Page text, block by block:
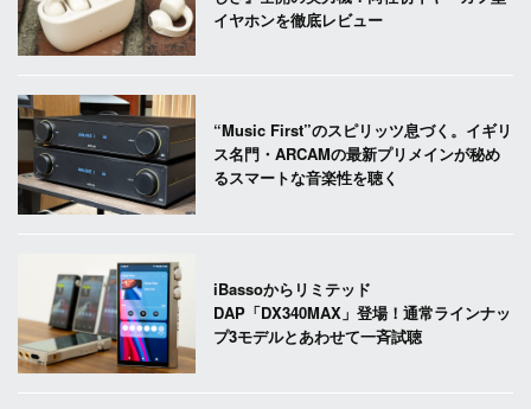
イヤホンを徹底レビュー
“Music First”のスピリッツ息づく。イギリ
ス名門・ARCAMの最新プリメインが秘め
るスマートな音楽性を聴く
iBassoからリミテッド
DAP「DX340MAX」登場！通常ラインナッ
プ3モデルとあわせて一斉試聴